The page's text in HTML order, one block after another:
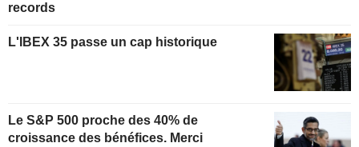
records
L'IBEX 35 passe un cap historique
Le S&P 500 proche des 40% de
croissance des bénéfices. Merci